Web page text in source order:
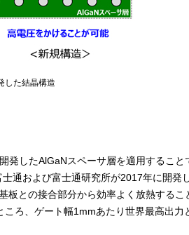
した結晶構造
発したAlGaNスペーサ層を適用すること
通および富士通研究所が2017年に開発
板との接合部分から効率よく放熱するこ
ろ、ゲート幅1mmあたり世界最高出力